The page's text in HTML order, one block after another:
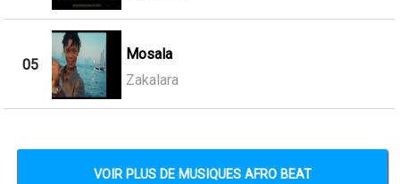
05
Mosala
Zakalara
VOIR PLUS DE MUSIQUES AFRO BEAT